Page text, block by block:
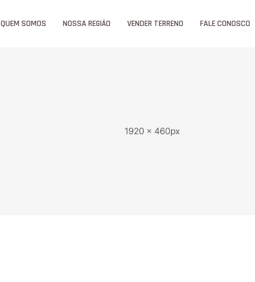
QUEM SOMOS NOSSA REGIÃO VENDER TERRENO FALE CONOSCO